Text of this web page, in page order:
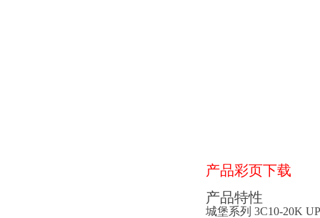
产品彩页下载
产品特性
城堡系列 3C10-20K